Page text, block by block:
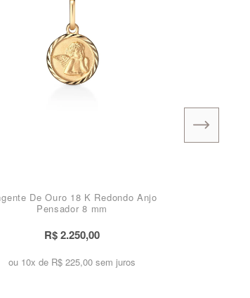
De Ouro 18 K Redondo Anjo
Pensador 8 mm
R$ 2.250,00
ou 10x de R$ 225,00 sem juros